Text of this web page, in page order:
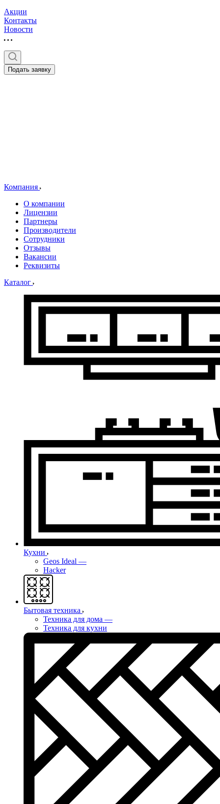
Акции
Контакты
Новости
Подать заявку
Компания
О компании
Лицензии
Партнеры
Производители
Сотрудники
Отзывы
Вакансии
Реквизиты
Каталог
Кухни
Geos Ideal —
Hacker
Бытовая техника
Техника для дома —
Техника для кухни